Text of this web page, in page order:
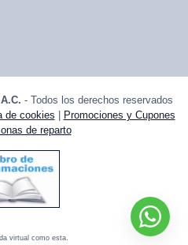
- Todos los derechos reservados
de cookies
Promociones y Cupones
de reparto
virtual como esta.